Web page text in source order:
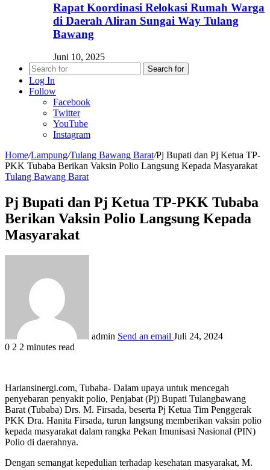
Rapat Koordinasi Relokasi Rumah Warga
di Daerah Aliran Sungai Way Tulang
Bawang
Juni 10, 2025
Search for
Log In
Follow
Facebook
Twitter
YouTube
Instagram
Home/Lampung/Tulang Bawang Barat/Pj Bupati dan Pj Ketua TP-
PKK Tubaba Berikan Vaksin Polio Langsung Kepada Masyarakat
Tulang Bawang Barat
Pj Bupati dan Pj Ketua TP-PKK Tubaba
Berikan Vaksin Polio Langsung Kepada
Masyarakat
admin Send an email Juli 24, 2024
0 2 2 minutes read
Hariansinergi.com, Tubaba- Dalam upaya untuk mencegah
penyebaran penyakit polio, Penjabat (Pj) Bupati Tulangbawang
Barat (Tubaba) Drs. M. Firsada, beserta Pj Ketua Tim Penggerak
PKK Dra. Hanita Firsada, turun langsung memberikan vaksin polio
kepada masyarakat dalam rangka Pekan Imunisasi Nasional (PIN)
Polio di daerahnya.
Dengan semangat kepedulian terhadap kesehatan masyarakat, M.